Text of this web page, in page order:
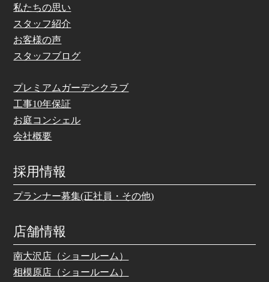
私たちの思い
スタッフ紹介
お客様の声
スタッフブログ
プレミアムガーデンクラブ
工事10年保証
お庭コンシェル
会社概要
採用情報
プランナー募集(正社員・その他)
店舗情報
南大沢店（ショールーム）
相模原店（ショールーム）